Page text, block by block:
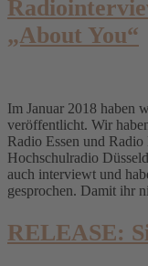
„About You“
Im Januar 2018 haben
veröffentlicht. Wir
Radio Essen und
Hochschulradio
auch interviewt und
gesprochen. Damit ihr
RELEASE: